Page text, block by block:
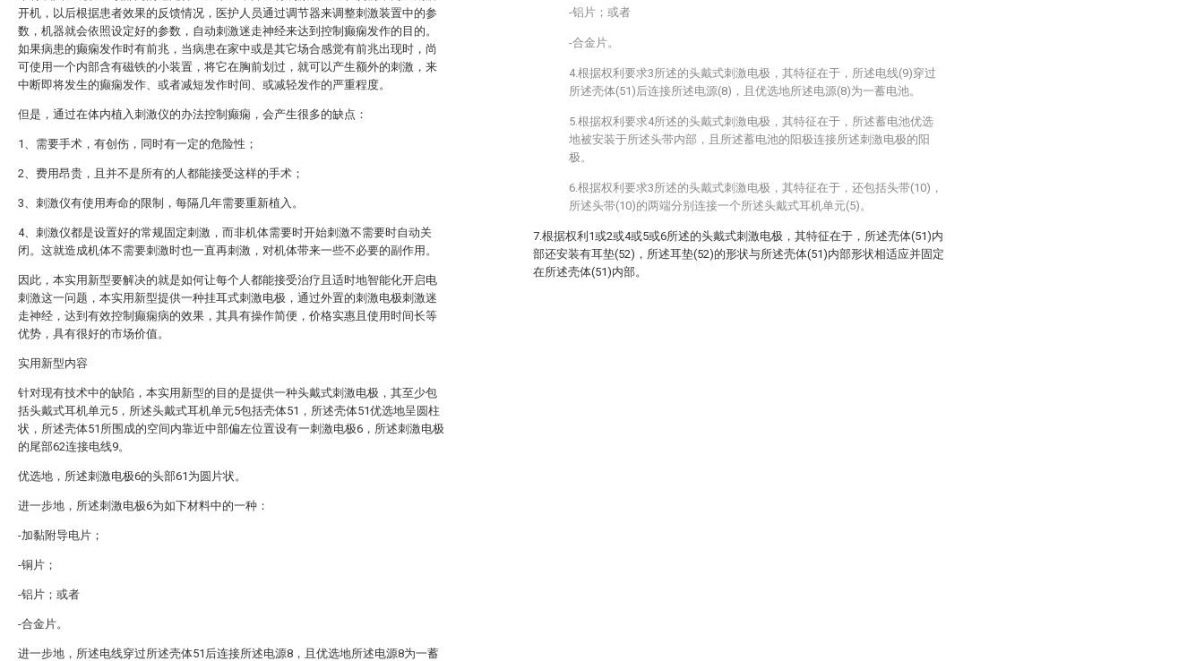
开机，以后根据患者效果的反馈情况，医护人员通过调节器来调整刺激装置中的参
数，机器就会依照设定好的参数，自动刺激迷走神经来达到控制癫痫发作的目的。
如果病患的癫痫发作时有前兆，当病患在家中或是其它场合感觉有前兆出现时，尚
可使用一个内部含有磁铁的小装置，将它在胸前划过，就可以产生额外的刺激，来
中断即将发生的癫痫发作、或者减短发作时间、或减轻发作的严重程度。
但是，通过在体内植入刺激仪的办法控制癫痫，会产生很多的缺点：
1、需要手术，有创伤，同时有一定的危险性；
2、费用昂贵，且并不是所有的人都能接受这样的手术；
3、刺激仪有使用寿命的限制，每隔几年需要重新植入。
4、刺激仪都是设置好的常规固定刺激，而非机体需要时开始刺激不需要时自动关
闭。这就造成机体不需要刺激时也一直再刺激，对机体带来一些不必要的副作用。
因此，本实用新型要解决的就是如何让每个人都能接受治疗且适时地智能化开启电
刺激这一问题，本实用新型提供一种挂耳式刺激电极，通过外置的刺激电极刺激迷
走神经，达到有效控制癫痫病的效果，其具有操作简便，价格实惠且使用时间长等
优势，具有很好的市场价值。
实用新型内容
针对现有技术中的缺陷，本实用新型的目的是提供一种头戴式刺激电极，其至少包
括头戴式耳机单元5，所述头戴式耳机单元5包括壳体51，所述壳体51优选地呈圆柱
状，所述壳体51所围成的空间内靠近中部偏左位置设有一刺激电极6，所述刺激电极
的尾部62连接电线9。
优选地，所述刺激电极6的头部61为圆片状。
进一步地，所述刺激电极6为如下材料中的一种：
-加黏附导电片；
-铜片；
-铝片；或者
-合金片。
进一步地，所述电线穿过所述壳体51后连接所述电源8，且优选地所述电源8为一蓄
-铝片；或者
-合金片。
4.根据权利要求3所述的头戴式刺激电极，其特征在于，所述电线(9)穿过
所述壳体(51)后连接所述电源(8)，且优选地所述电源(8)为一蓄电池。
5.根据权利要求4所述的头戴式刺激电极，其特征在于，所述蓄电池优选
地被安装于所述头带内部，且所述蓄电池的阳极连接所述刺激电极的阳
极。
6.根据权利要求3所述的头戴式刺激电极，其特征在于，还包括头带(10)，
所述头带(10)的两端分别连接一个所述头戴式耳机单元(5)。
7.根据权利1或2或4或5或6所述的头戴式刺激电极，其特征在于，所述壳体(51)内
部还安装有耳垫(52)，所述耳垫(52)的形状与所述壳体(51)内部形状相适应并固定
在所述壳体(51)内部。